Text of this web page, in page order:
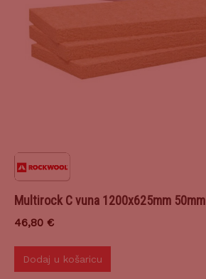
Multirock C vuna 1200x625mm 50mm
46,80 €
Dodaj u košaricu